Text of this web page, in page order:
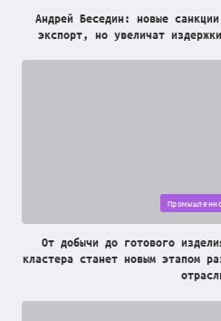
Андрей Беседин: новые
экспорт, но увеличат
in
От добычи до готового
кластера станет новым этапом